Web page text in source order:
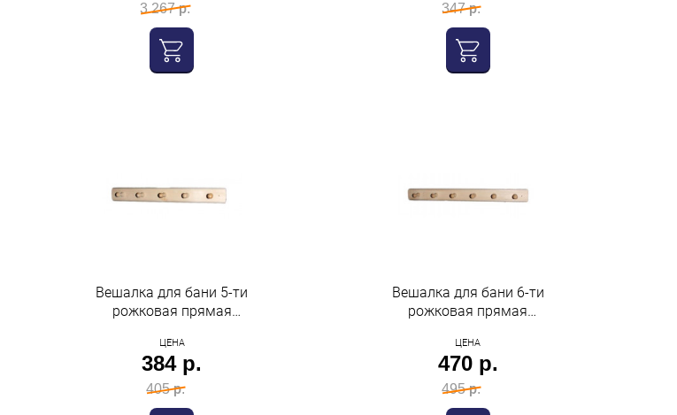
3 267 р. 347 р.
Вешалка для бани 5-ти
рожковая прямая
ЦЕНА
384 р.
405 р.
Вешалка для бани 6-ти
рожковая прямая
ЦЕНА
470 р.
495 р.